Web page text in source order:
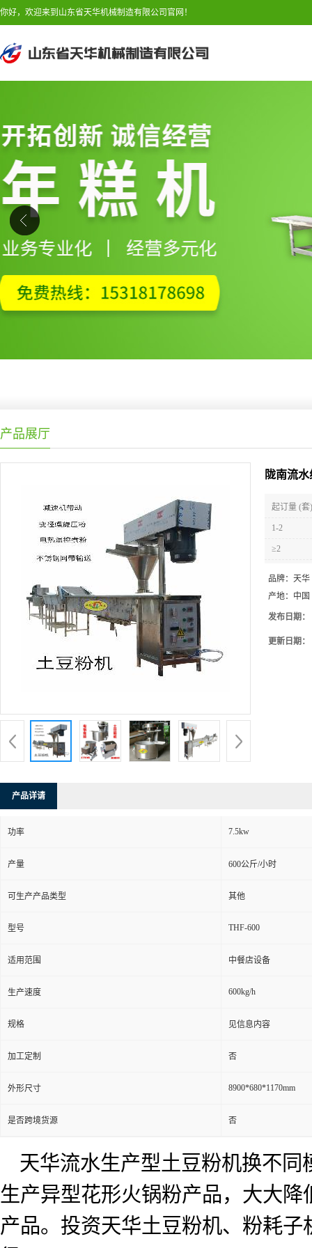
你好，欢迎来到山东省天华机械制造有限公司官网！
产品展厅
陇南流
起订量 (套)
1-2
≥2
品牌： 天华
产地： 中国
发布日期：
更新日期：
产品详请
功率 7.5kw
产量 600公斤/小时
可生产产品类型 其他
型号 THF-600
适用范围 中餐店设备
生产速度 600kg/h
规格 见信息内容
加工定制 否
外形尺寸 8900*680*1170mm
是否跨境货源 否
天华流水生产型土豆粉机换不
生产异型花形火锅粉产品，大大
产品。投资天华土豆粉机、粉耗